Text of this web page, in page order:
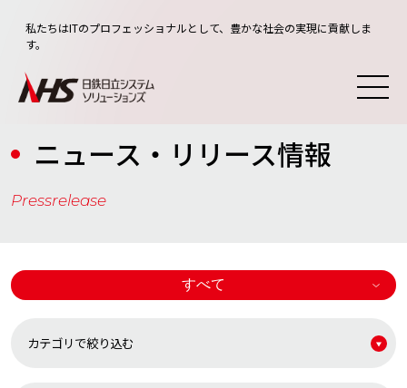
私たちはITのプロフェッショナルとして、豊かな社会の実現に貢献しま
す。
ニュース・リリース情報
Pressrelease